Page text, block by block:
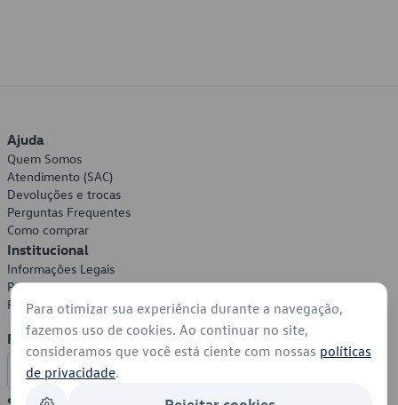
Ajuda
Quem Somos
Atendimento (SAC)
Devoluções e trocas
Perguntas Frequentes
Como comprar
Institucional
Informações Legais
Política de Privacidade
Política de Cookies
Formas de Pagamento
Para otimizar sua experiência durante a navegação,
fazemos uso de cookies. Ao continuar no site,
consideramos que você está ciente com nossas políticas
de privacidade.